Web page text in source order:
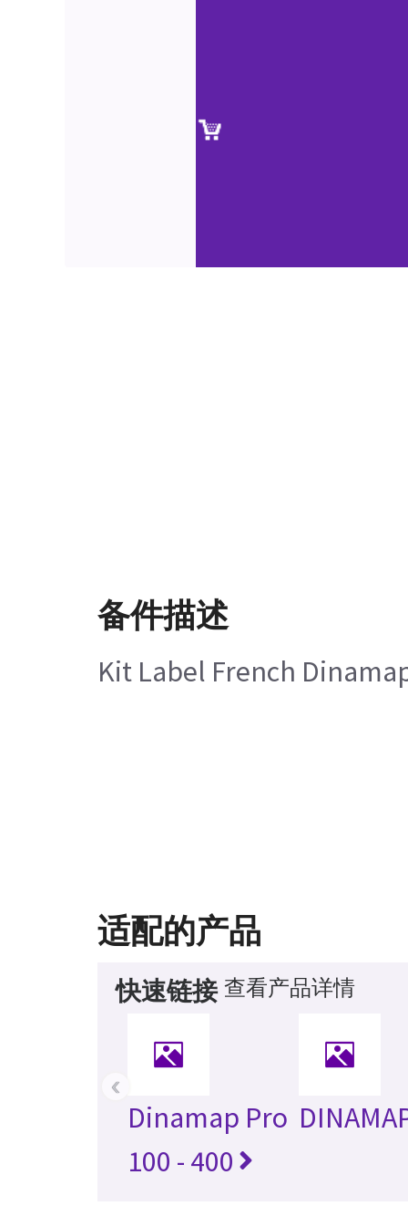
备件描述
Kit Label French
适配的产品
快速链接 查看产品详情
Dinamap Pro
100 - 400
‹